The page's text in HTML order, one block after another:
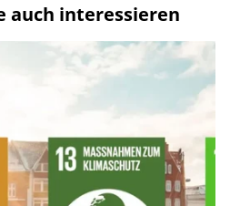
auch interessieren